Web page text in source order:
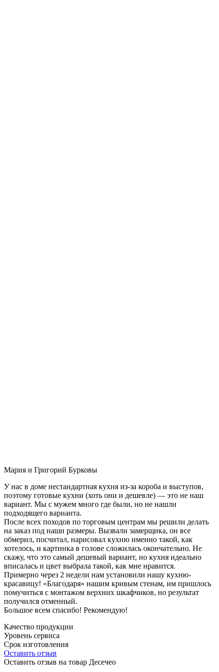
Мария и Григорий Бурковы
У нас в доме нестандартная кухня из-за короба и выступов,
поэтому готовые кухни (хоть они и дешевле) — это не наш
вариант. Мы с мужем много где были, но не нашли
подходящего варианта.
После всех походов по торговым центрам мы решили делать
на заказ под наши размеры. Вызвали замерщика, он все
обмерил, посчитал, нарисовал кухню именно такой, как
хотелось, и картинка в голове сложилась окончательно. Не
скажу, что это самый дешевый вариант, но кухня идеально
вписалась и цвет выбрала такой, как мне нравится.
Примерно через 2 недели нам установили нашу кухню-
красавицу! «Благодаря» нашим кривым стенам, им пришлось
помучиться с монтажом верхних шкафчиков, но результат
получился отменный.
Большое всем спасибо! Рекомендую!
Качество продукции
Уровень сервиса
Срок изготовления
Оставить отзыв
Оставить отзыв на товар Десечео